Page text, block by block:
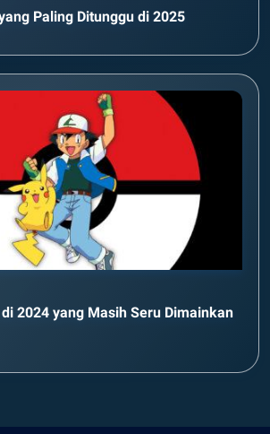
Paling Ditunggu di 2025
2024 yang Masih Seru Dimainkan